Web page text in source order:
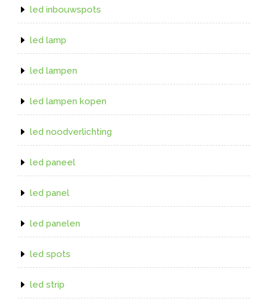
led inbouwspots
led lamp
led lampen
led lampen kopen
led noodverlichting
led paneel
led panel
led panelen
led spots
led strip